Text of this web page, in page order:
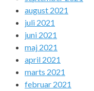
august 2021
juli 2021
juni 2021
maj 2021
april 2021
marts 2021
februar 2021